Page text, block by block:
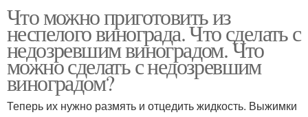
Что можно приготовить из
неспелого винограда. Что сделать с
недозревшим виноградом. Что
можно сделать с недозревшим
виноградом?
Теперь их нужно размять и отцедить жидкость. Выжимки